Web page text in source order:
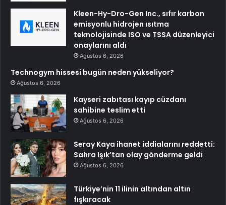
Kleen-Hy-Dro-Gen Inc., sıfır karbon
emisyonlu hidrojen ısıtma
teknolojisinde ISO ve TSSA düzenleyici
onaylarını aldı
Ağustos 6, 2026
Technogym hissesi bugün neden yükseliyor?
Ağustos 6, 2026
Kayseri zabıtası kayıp cüzdanı
sahibine teslim etti
Ağustos 6, 2026
Seray Kaya ihanet iddialarını reddetti:
Sahra Işık’tan olay gönderme geldi
Ağustos 6, 2026
Türkiye’nin 11 ilinin altından altın
fışkıracak